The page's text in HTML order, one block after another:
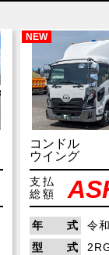
NEW
コンドル
ウイング
支払
総額
年 式
令
型 式